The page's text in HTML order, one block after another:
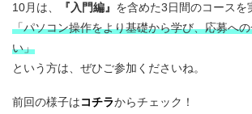
10月は、 『入門編』 を含めた3日間のコースを
「パソコン操作をより基礎から学び、応募へ
い」
という方は、ぜひご参加くださいね。
前回の様子はコチラからチェック！